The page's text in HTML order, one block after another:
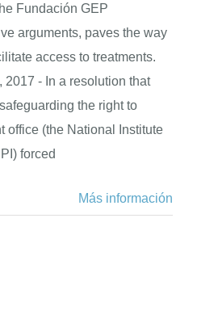
Fundación GEP
arguments, paves the way
access to treatments.
2017 - In a resolution that
the right to
office (the National Institute
forced
Más información